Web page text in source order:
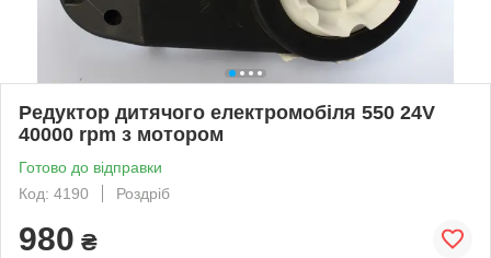
Редуктор дитячого електромобіля 550 24V
40000 rpm з мотором
Готово до відправки
Код: 4190
Роздріб
980 ₴